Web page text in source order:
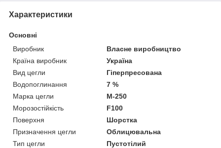
Характеристики
Основні
Виробник
Власне виробництво
Країна виробник
Україна
Вид цегли
Гіперпресована
Водопоглинання
7 %
Марка цегли
М-250
Морозостійкість
F100
Поверхня
Шорстка
Призначення цегли
Облицювальна
Тип цегли
Пустотілий